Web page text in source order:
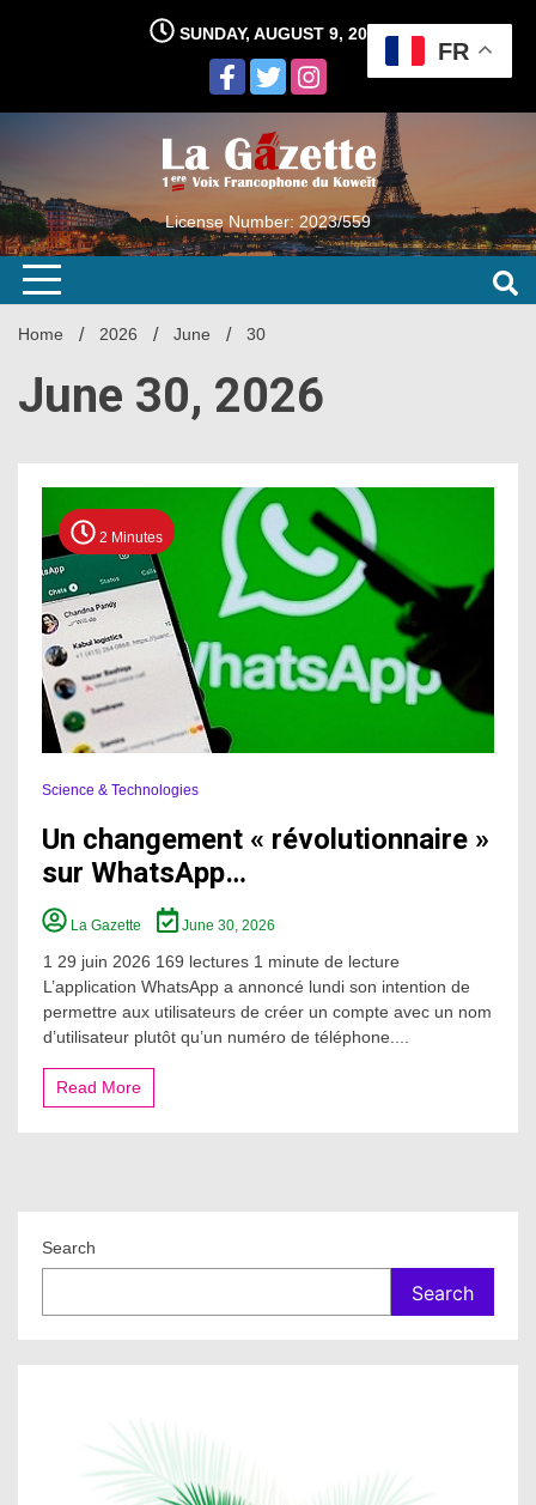
SUNDAY, AUGUST 9, 2026
License Number: 2023/559
Home 2026 June 30
June 30, 2026
2 Minutes
Science & Technologies
Un changement « révolutionnaire »
sur WhatsApp…
La Gazette June 30, 2026
1 29 juin 2026 169 lectures 1 minute de lecture
L’application WhatsApp a annoncé lundi son intention de
permettre aux utilisateurs de créer un compte avec un nom
d’utilisateur plutôt qu’un numéro de téléphone....
Read More
Search
Search
FR